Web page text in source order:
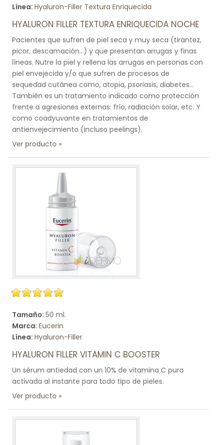
Línea: Hyaluron-Filler Textura Enriquecida
HYALURON FILLER TEXTURA ENRIQUECIDA NOCHE
Pacientes que sufren de piel seca y muy seca (tirantez,
picor, descamación...) y que presentan arrugas y finas
líneas. Nutre la piel y rellena las arrugas en personas con
piel envejecida y/o que sufren de procesos de
sequedad cutánea como, atopia, psoriasis, diabetes...
También es un tratamiento indicado como protección
frente a agresiones externas: frío, radiación solar, etc. Y
como coadyuvante en tratamientos de
antienvejecimiento (incluso peelings).
Ver producto
Tamaño: 50 ml.
Marca: Eucerin
Línea: Hyaluron-Filler
HYALURON FILLER VITAMIN C BOOSTER
Un sérum antiedad con un 10% de vitamina C pura
activada al instante para todo tipo de pieles.
Ver producto